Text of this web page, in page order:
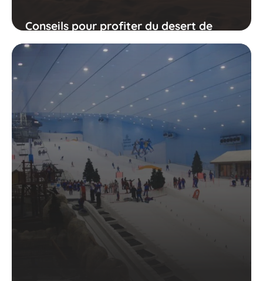
Conseils pour profiter du desert de
Dubaï